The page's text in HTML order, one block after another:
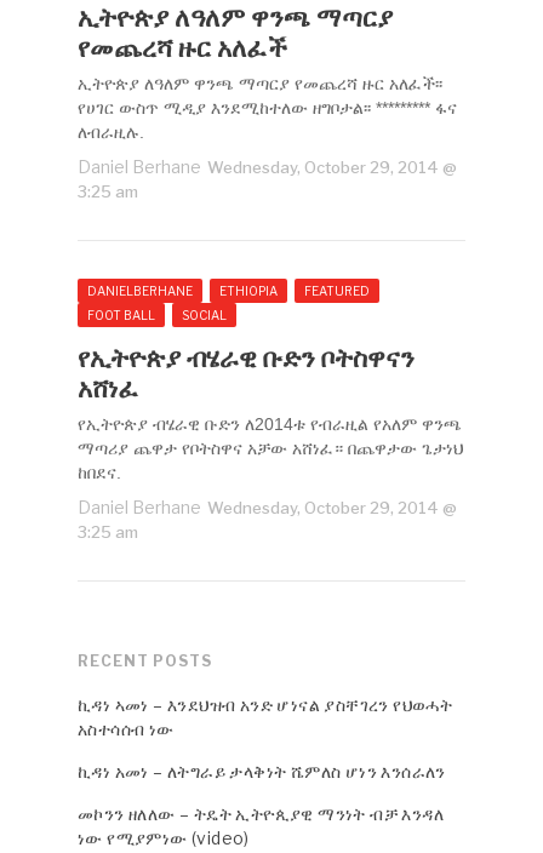
ኢትዮጵያ ለዓለም ዋንጫ ማጣርያ
የመጨረሻ ዙር አለፈች
ኢትዮጵያ ለዓለም ዋንጫ ማጣርያ የመጨረሻ ዙር አለፈች፡፡
የሀገር ውስጥ ሚዲያ እንደሚከተለው ዘግቦታል፡፡ ********* ፋና
ለብራዚሉ.
Daniel Berhane Wednesday, October 29, 2014 @
3:25 am
DANIELBERHANE ETHIOPIA
FEATURED
FOOT BALL
SOCIAL
የኢትዮጵያ ብሄራዊ ቡድን ቦትስዋናን
አሸነፈ
የኢትዮጵያ ብሄራዊ ቡድን ለ2014ቱ የብራዚል የአለም ዋንጫ
ማጣሪያ ጨዋታ የቦትስዋና አቻው አሸነፈ። በጨዋታው ጌታነህ
ከበደና.
Daniel Berhane Wednesday, October 29, 2014 @
3:25 am
RECENT POSTS
ኪዳነ ኣመነ – እንደህዝብ አንድ ሆነናል ያስቸገረን የህወሓት
አስተሳሰብ ነው
ኪዳነ አመነ – ለትግራይ ታላቅነት ሼምለስ ሆነን እንሰራለን
መኮንን ዘለለው – ትዴት ኢትዮጲያዊ ማንነት ብቻ እንዳለ
ነው የሚያምነው (video)